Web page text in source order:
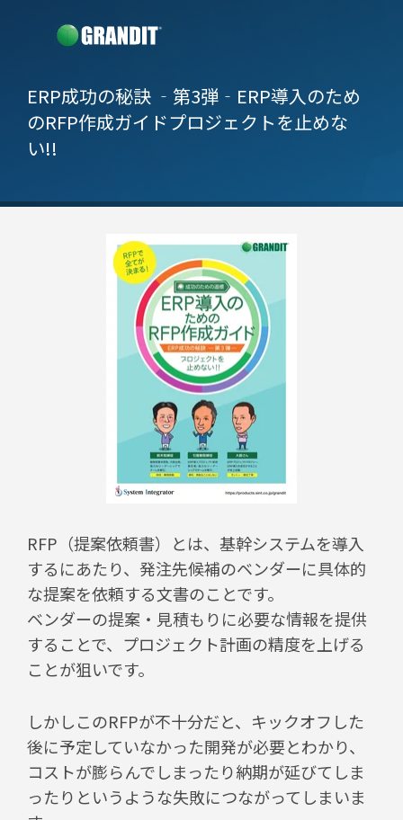
ERP成功の秘訣 ‐第3弾‐ ERP導入のため
のRFP作成ガイドプロジェクトを止めな
い!!
RFP（提案依頼書）とは、基幹システムを導入
するにあたり、発注先候補のベンダーに具体的
な提案を依頼する文書のことです。
ベンダーの提案・見積もりに必要な情報を提供
することで、プロジェクト計画の精度を上げる
ことが狙いです。
しかしこのRFPが不十分だと、キックオフした
後に予定していなかった開発が必要とわかり、
コストが膨らんでしまったり納期が延びてしま
ったりというような失敗につながってしまいま